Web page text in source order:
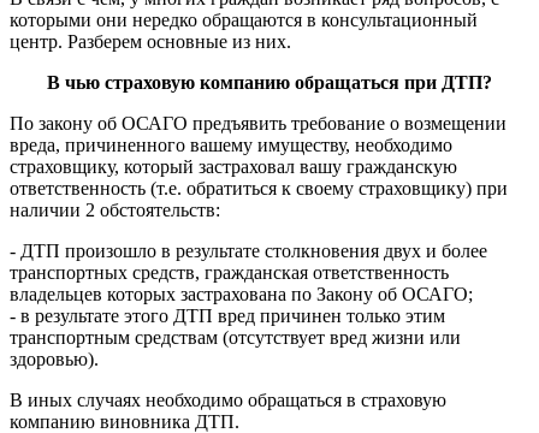
которыми они нередко обращаются в консультационный
центр. Разберем основные из них.
В чью страховую компанию обращаться при ДТП?
По закону об ОСАГО предъявить требование о возмещении
вреда, причиненного вашему имуществу, необходимо
страховщику, который застраховал вашу гражданскую
ответственность (т.е. обратиться к своему страховщику) при
наличии 2 обстоятельств:
- ДТП произошло в результате столкновения двух и более
транспортных средств, гражданская ответственность
владельцев которых застрахована по Закону об ОСАГО;
- в результате этого ДТП вред причинен только этим
транспортным средствам (отсутствует вред жизни или
здоровью).
В иных случаях необходимо обращаться в страховую
компанию виновника ДТП.